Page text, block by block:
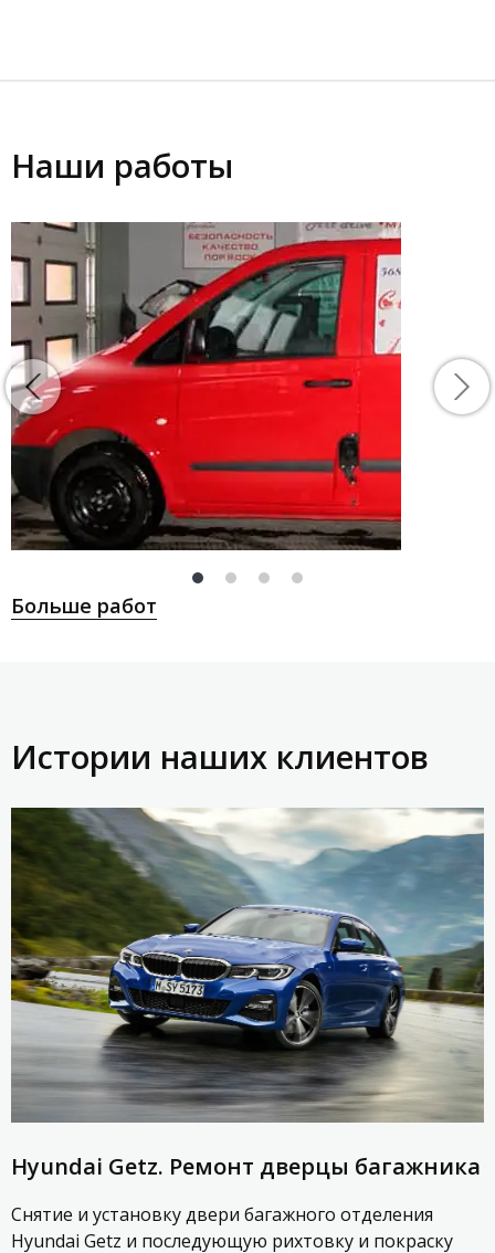
Наши работы
Больше работ
Истории наших клиентов
Hyundai Getz. Ремонт дверцы багажника
Снятие и установку двери багажного отделения
Hyundai Getz и последующую рихтовку и покраску